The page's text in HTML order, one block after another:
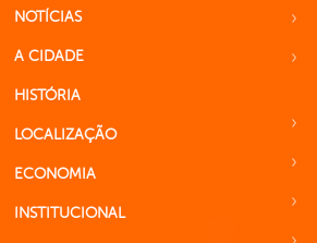
NOTÍCIAS
A CIDADE
HISTÓRIA
LOCALIZAÇÃO
ECONOMIA
INSTITUCIONAL